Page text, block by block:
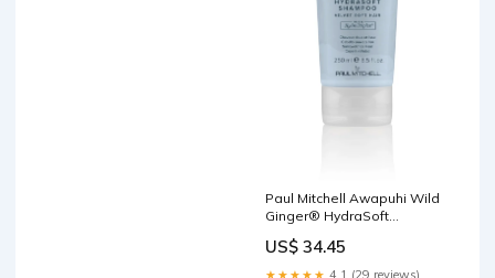
Paul Mitchell Awapuhi Wild
Ginger® HydraSoft
US$ 34.45